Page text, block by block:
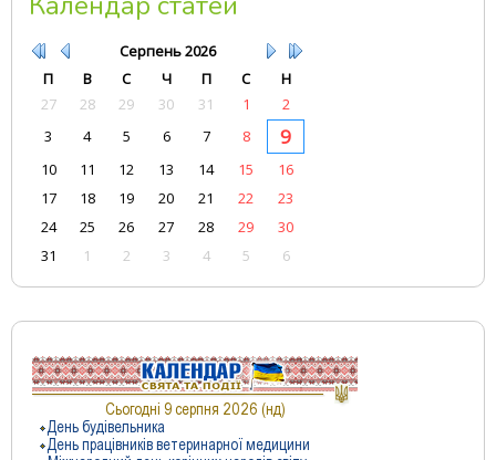
Календар статей
Серпень
2026
Н
27
28 29 30 31 1
2
3
4 5 6 7 8 9
10 11 12 13 14 15
16
17
18 19 20 21 22
23
24
25 26 27 28 29
30